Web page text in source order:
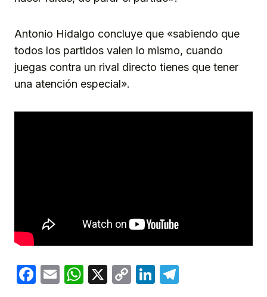
Antonio Hidalgo concluye que «sabiendo que
todos los partidos valen lo mismo, cuando
juegas contra un rival directo tienes que tener
una atención especial».
Facebook
EmailWhatsApp
X
CopyLinkedIn